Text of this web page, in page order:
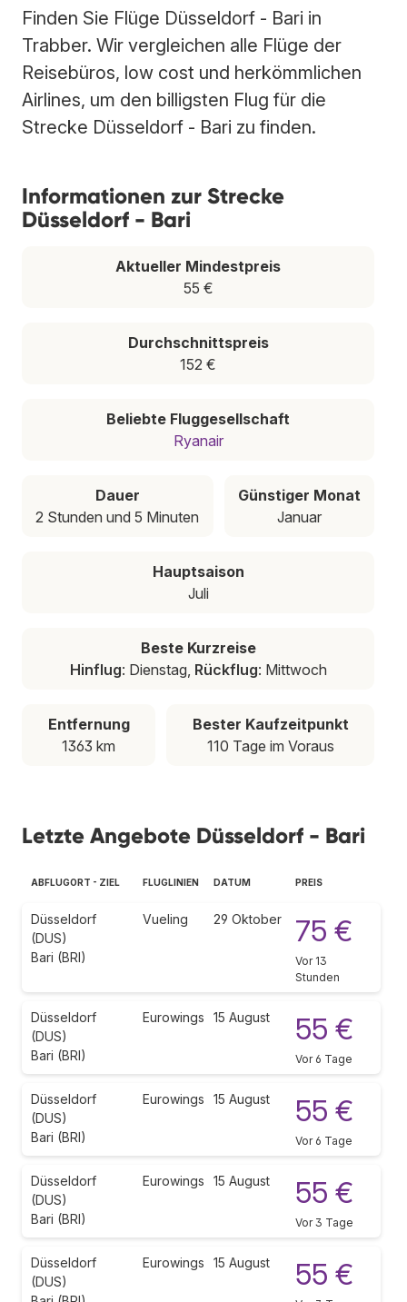
Finden Sie Flüge Düsseldorf - Bari in
Trabber. Wir vergleichen alle Flüge der
Reisebüros, low cost und herkömmlichen
Airlines, um den billigsten Flug für die
Strecke Düsseldorf - Bari zu finden.
Informationen zur Strecke
Düsseldorf - Bari
Aktueller Mindestpreis
55 €
Durchschnittspreis
152 €
Beliebte Fluggesellschaft
Ryanair
Dauer
2 Stunden und 5 Minuten
Günstiger Monat
Januar
Hauptsaison
Juli
Beste Kurzreise
Hinflug: Dienstag, Rückflug: Mittwoch
Entfernung
1363 km
Bester Kaufzeitpunkt
110 Tage im Voraus
Letzte Angebote Düsseldorf - Bari
ABFLUGORT - ZIEL FLUGLINIEN DATUM PREIS
Düsseldorf
(DUS)
Bari (BRI)
Vueling 29 Oktober 75 €
Vor 13
Stunden
Düsseldorf
(DUS)
Bari (BRI)
Eurowings 15 August 55 €
Vor 6 Tage
Düsseldorf
(DUS)
Bari (BRI)
Eurowings 15 August 55 €
Vor 6 Tage
Düsseldorf
(DUS)
Bari (BRI)
Eurowings 15 August 55 €
Vor 3 Tage
Düsseldorf
(DUS)
Eurowings 15 August 55 €